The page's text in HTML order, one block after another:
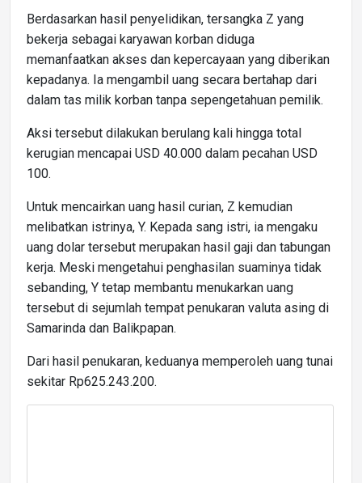
Berdasarkan hasil penyelidikan, tersangka Z yang
bekerja sebagai karyawan korban diduga
memanfaatkan akses dan kepercayaan yang diberikan
kepadanya. Ia mengambil uang secara bertahap dari
dalam tas milik korban tanpa sepengetahuan pemilik.
Aksi tersebut dilakukan berulang kali hingga total
kerugian mencapai USD 40.000 dalam pecahan USD
100.
Untuk mencairkan uang hasil curian, Z kemudian
melibatkan istrinya, Y. Kepada sang istri, ia mengaku
uang dolar tersebut merupakan hasil gaji dan tabungan
kerja. Meski mengetahui penghasilan suaminya tidak
sebanding, Y tetap membantu menukarkan uang
tersebut di sejumlah tempat penukaran valuta asing di
Samarinda dan Balikpapan.
Dari hasil penukaran, keduanya memperoleh uang tunai
sekitar Rp625.243.200.